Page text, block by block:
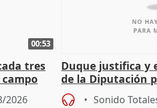
00:53
tres
2026
Duque justifica y
de la Diputación
del patrimonio
Sonido